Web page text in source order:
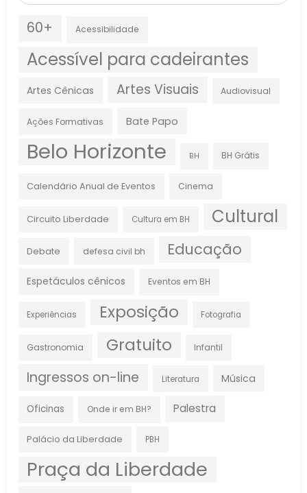
60+ Acessibilidade
Acessível para cadeirantes
Artes Cênicas Artes Visuais Audiovisual
Ações Formativas Bate Papo
Belo Horizonte BH BH Grátis
Calendário Anual de Eventos Cinema
Circuito Liberdade Cultura em BH Cultural
Debate defesa civil bh Educação
Espetáculos cênicos Eventos em BH
Experiências Exposição Fotografia
Gastronomia Gratuito Infantil
Ingressos on-line Literatura Música
Oficinas Onde ir em BH? Palestra
Palácio da Liberdade PBH
Praça da Liberdade